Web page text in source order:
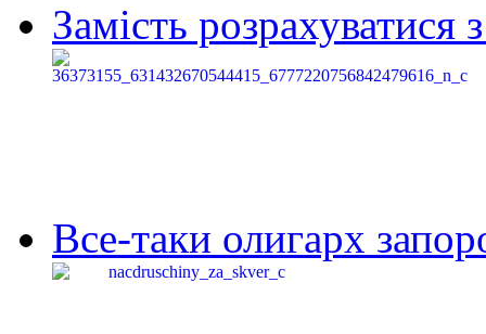
Замість
Все-таки олигарх